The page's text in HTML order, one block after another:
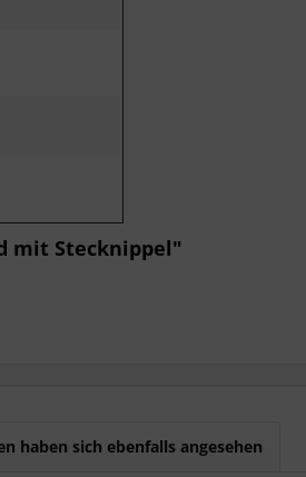
mit Stecknippel"
haben sich ebenfalls angesehen